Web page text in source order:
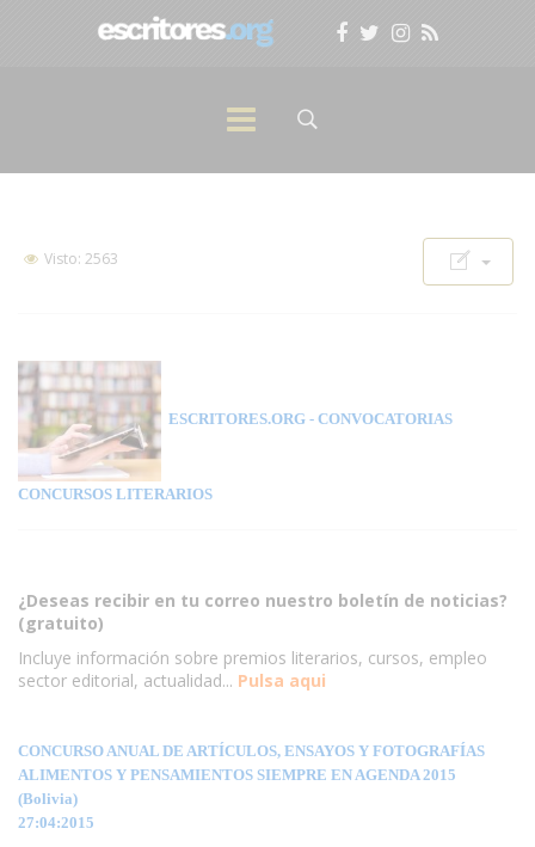
Visto: 2563
ESCRITORES.ORG - CONVOCATORIAS
CONCURSOS LITERARIOS
¿Deseas recibir en tu correo nuestro boletín de noticias?
(gratuito)
Incluye información sobre premios literarios, cursos, empleo
sector editorial, actualidad... Pulsa aqui
CONCURSO ANUAL DE ARTÍCULOS, ENSAYOS Y FOTOGRAFÍAS
ALIMENTOS Y PENSAMIENTOS SIEMPRE EN AGENDA 2015
(Bolivia)
27:04:2015